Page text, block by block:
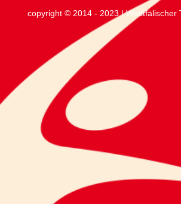
copyright © 2014 - 2023 | Westfälischer